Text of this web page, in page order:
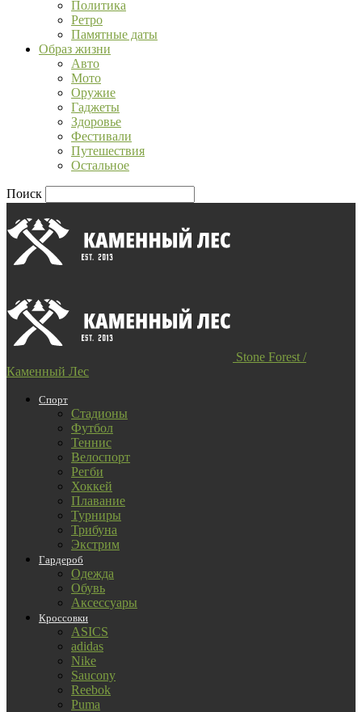
Политика
Ретро
Памятные даты
Образ жизни
Авто
Мото
Оружие
Гаджеты
Здоровье
Фестивали
Путешествия
Остальное
Поиск
Stone Forest /
Каменный Лес
Спорт
Стадионы
Футбол
Теннис
Велоспорт
Регби
Хоккей
Плавание
Турниры
Трибуна
Экстрим
Гардероб
Одежда
Обувь
Аксессуары
Кроссовки
ASICS
adidas
Nike
Saucony
Reebok
Puma